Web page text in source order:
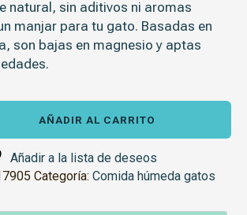
natural, sin aditivos ni aromas
manjar para tu gato. Basadas en
son bajas en magnesio y aptas
AÑADIR AL CARRITO
Añadir a la lista de deseos
Categoría: Comida húmeda gatos